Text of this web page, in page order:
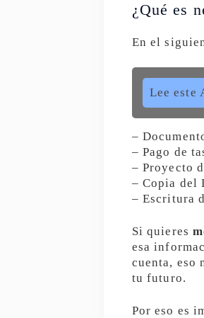
¿Qué es
En el
Lee este
–
– Pago de
– Proyecto
– Copia del
– Escritura
Si quieres
esa
cuenta, eso
tu futuro.
Por eso es